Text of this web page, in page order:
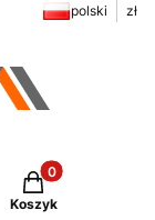
polski zł
Produkty w
Koszyk